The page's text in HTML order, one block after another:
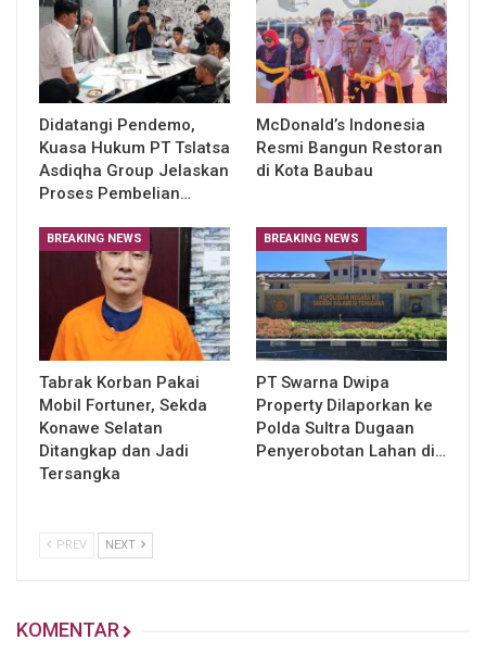
Didatangi Pendemo,
Kuasa Hukum PT Tslatsa
Asdiqha Group Jelaskan
Proses Pembelian…
McDonald’s Indonesia
Resmi Bangun Restoran
di Kota Baubau
BREAKING NEWS
Tabrak Korban Pakai
Mobil Fortuner, Sekda
Konawe Selatan
Ditangkap dan Jadi
Tersangka
BREAKING NEWS
PT Swarna Dwipa
Property Dilaporkan ke
Polda Sultra Dugaan
Penyerobotan Lahan di…
PREV NEXT
KOMENTAR